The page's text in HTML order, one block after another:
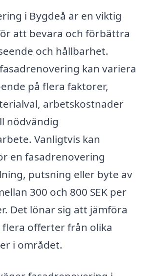
i Bygdeå är en viktig
att bevara och förbättra
och hållbarhet.
kan variera
på flera faktorer,
arbetskostnader
nödvändig
Vanligtvis kan
en fasadrenovering
putsning eller byte av
300 och 800 SEK per
Det lönar sig att jämföra
flera offerter från olika
i området.